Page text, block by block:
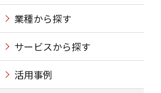
業種から探す
サービスから探す
活用事例